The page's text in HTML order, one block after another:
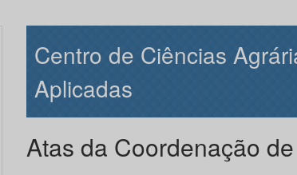
Centro de Ciências
Aplicadas
Atas da Coordenação